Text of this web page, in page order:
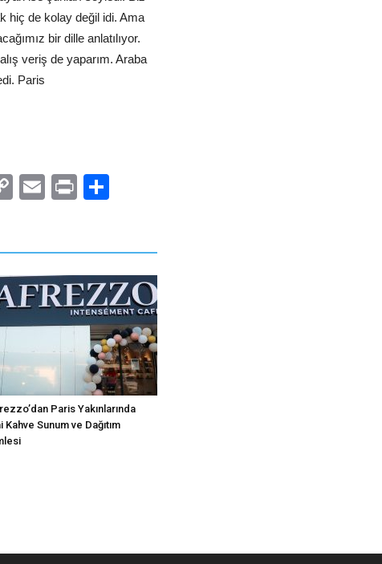
hiç de kolay değil idi. Ama
bir dille anlatılıyor.
veriş de yaparım. Araba
Paris
CopyEmailPrint
Paris Yakınlarında
Kahve Sunum ve Dağıtım